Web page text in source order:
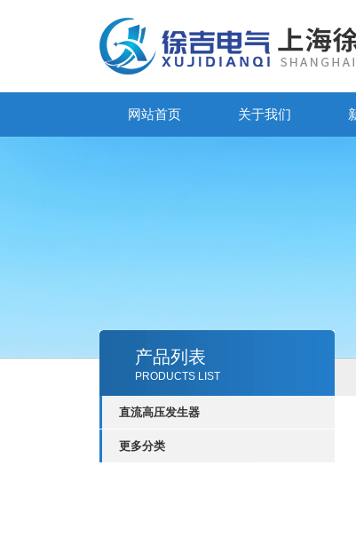
网站首页 关于我们
产品列表
PRODUCTS LIST
直流高压发生器
更多分类